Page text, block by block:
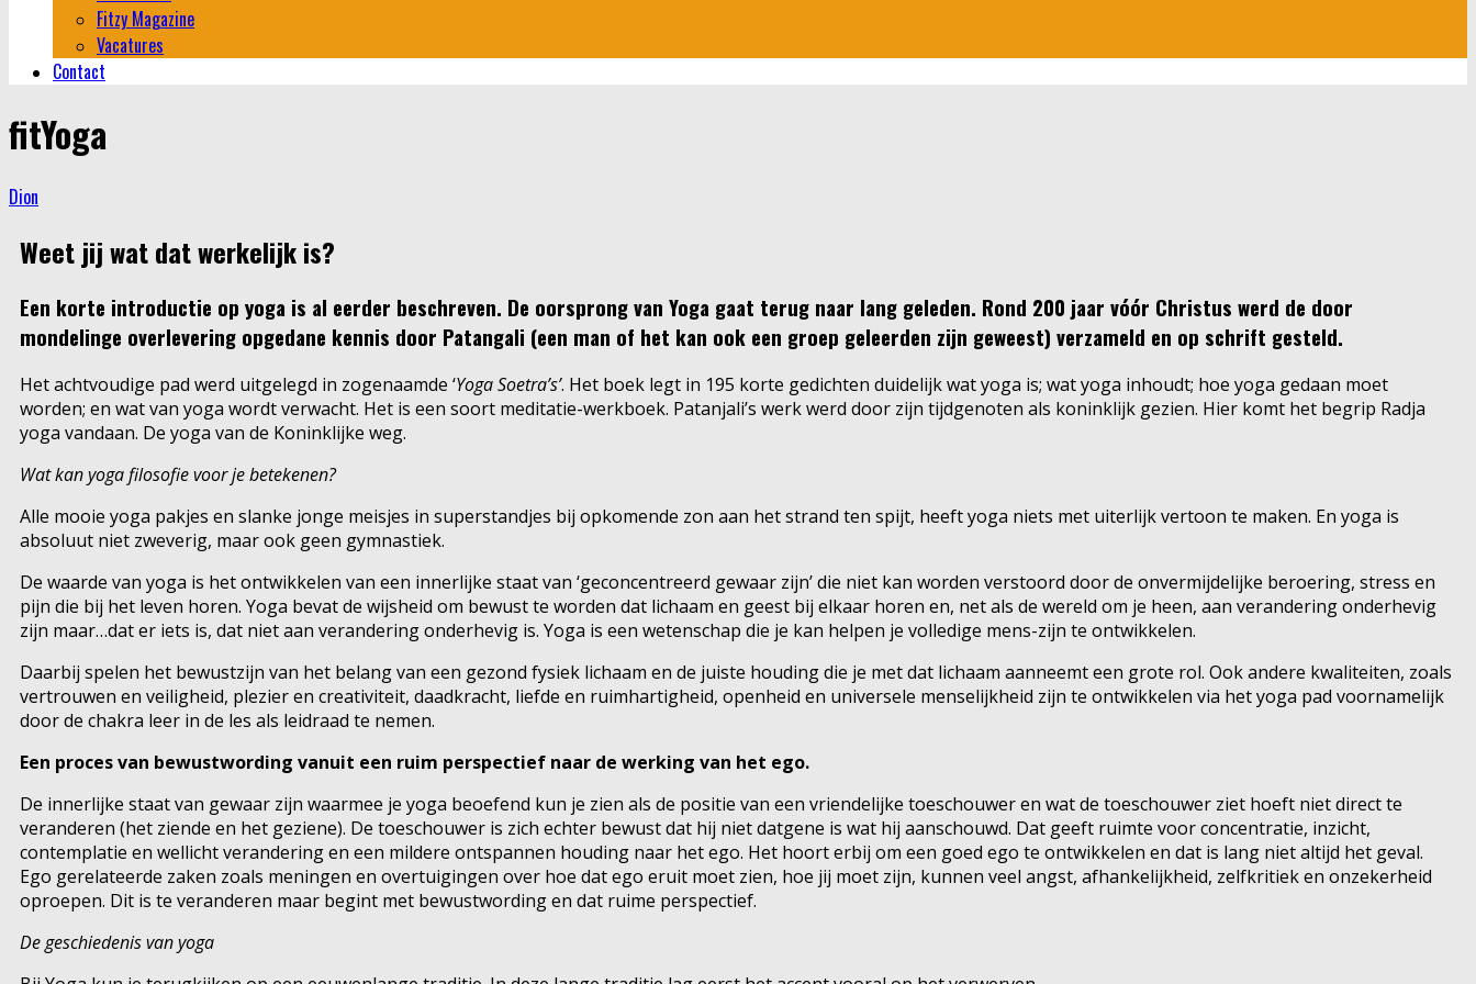
Fitzy Magazine
Vacatures
Contact
fitYoga
Dion
Weet jij wat dat werkelijk is?
Een korte introductie op yoga is al eerder beschreven. De oorsprong van Yoga gaat terug naar lang geleden. Rond 200 jaar vóór Christus werd de door
mondelinge overlevering opgedane kennis door Patangali (een man of het kan ook een groep geleerden zijn geweest) verzameld en op schrift gesteld.
Het achtvoudige pad werd uitgelegd in zogenaamde ‘Yoga Soetra’s’. Het boek legt in 195 korte gedichten duidelijk wat yoga is; wat yoga inhoudt; hoe yoga gedaan moet
worden; en wat van yoga wordt verwacht. Het is een soort meditatie-werkboek. Patanjali’s werk werd door zijn tijdgenoten als koninklijk gezien. Hier komt het begrip Radja
yoga vandaan. De yoga van de Koninklijke weg.
Wat kan yoga filosofie voor je betekenen?
Alle mooie yoga pakjes en slanke jonge meisjes in superstandjes bij opkomende zon aan het strand ten spijt, heeft yoga niets met uiterlijk vertoon te maken. En yoga is
absoluut niet zweverig, maar ook geen gymnastiek.
De waarde van yoga is het ontwikkelen van een innerlijke staat van ‘geconcentreerd gewaar zijn’ die niet kan worden verstoord door de onvermijdelijke beroering, stress en
pijn die bij het leven horen. Yoga bevat de wijsheid om bewust te worden dat lichaam en geest bij elkaar horen en, net als de wereld om je heen, aan verandering onderhevig
zijn maar…dat er iets is, dat niet aan verandering onderhevig is. Yoga is een wetenschap die je kan helpen je volledige mens-zijn te ontwikkelen.
Daarbij spelen het bewustzijn van het belang van een gezond fysiek lichaam en de juiste houding die je met dat lichaam aanneemt een grote rol. Ook andere kwaliteiten, zoals
vertrouwen en veiligheid, plezier en creativiteit, daadkracht, liefde en ruimhartigheid, openheid en universele menselijkheid zijn te ontwikkelen via het yoga pad voornamelijk
door de chakra leer in de les als leidraad te nemen.
Een proces van bewustwording vanuit een ruim perspectief naar de werking van het ego.
De innerlijke staat van gewaar zijn waarmee je yoga beoefend kun je zien als de positie van een vriendelijke toeschouwer en wat de toeschouwer ziet hoeft niet direct te
veranderen (het ziende en het geziene). De toeschouwer is zich echter bewust dat hij niet datgene is wat hij aanschouwd. Dat geeft ruimte voor concentratie, inzicht,
contemplatie en wellicht verandering en een mildere ontspannen houding naar het ego. Het hoort erbij om een goed ego te ontwikkelen en dat is lang niet altijd het geval.
Ego gerelateerde zaken zoals meningen en overtuigingen over hoe dat ego eruit moet zien, hoe jij moet zijn, kunnen veel angst, afhankelijkheid, zelfkritiek en onzekerheid
oproepen. Dit is te veranderen maar begint met bewustwording en dat ruime perspectief.
De geschiedenis van yoga